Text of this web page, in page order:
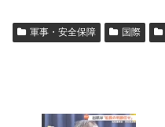
軍事・安全保障 国際